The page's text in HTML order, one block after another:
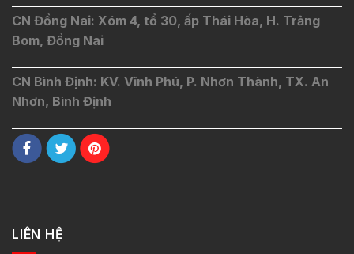
CN Đồng Nai: Xóm 4, tổ 30, ấp Thái Hòa, H. Trảng
Bom, Đồng Nai
CN Bình Định: KV. Vĩnh Phú, P. Nhơn Thành, TX. An
Nhơn, Bình Định
LIÊN HỆ